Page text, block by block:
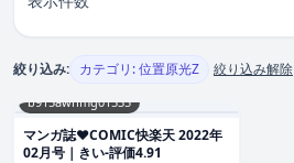
絞り込み: カテゴリ: 位置原光Z 絞り込み解除
b915awnmg01535
マンガ誌❤COMIC快楽天 2022年
02月号｜きい-評価4.91